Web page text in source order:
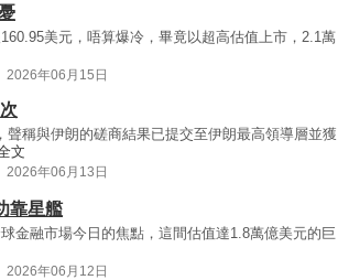
美元，唔算爆冷，畢竟以超高估值上市，2.1萬
2026年06月15日
稱與伊朗的磋商結果已提交至伊朗最高領導層並獲
文
2026年06月13日
靠星艦
金融市場今日的焦點，這間估值達1.8萬億美元的巨
2026年06月12日